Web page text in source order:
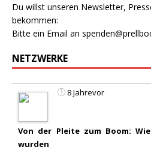
Du willst unseren Newsletter,
bekommen:
Bitte ein Email an
NETZWERKE
8 Jahrevor
Von der Pleite zum Boom:
wurden